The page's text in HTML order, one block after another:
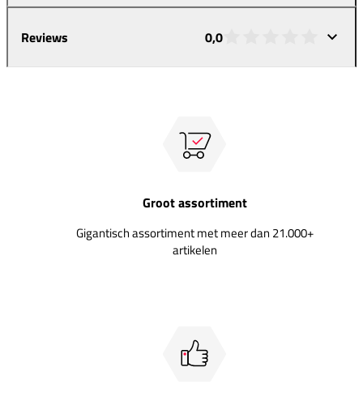
Reviews 0,0
Groot assortiment
Gigantisch assortiment met meer dan 21.000+
artikelen